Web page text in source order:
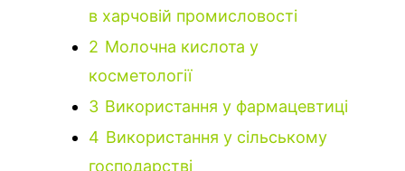
в харчовій промисловості
2 Молочна кислота у
косметології
3 Використання у фармацевтиці
4 Використання у сільському
господарстві